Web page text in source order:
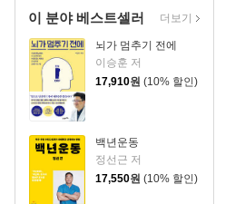
이 분야 베스트셀러
뇌가 멈추기 전에
이승훈 저
17,910원 (10% 할인)
백년운동
정선근 저
17,550원 (10% 할인)
더보기